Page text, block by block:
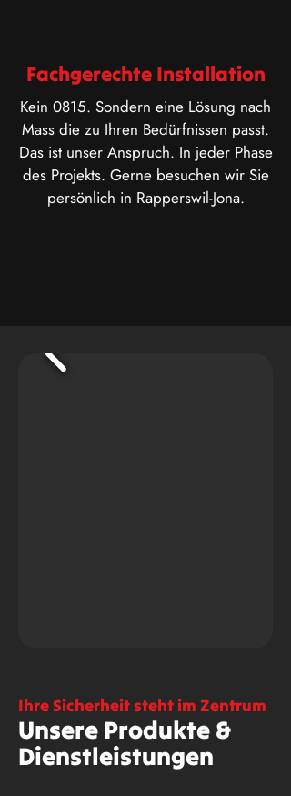
Fachgerechte Installation
Kein 0815. Sondern eine Lösung nach
Mass die zu Ihren Bedürfnissen passt.
Das ist unser Anspruch. In jeder Phase
des Projekts. Gerne besuchen wir Sie
persönlich in Rapperswil-Jona.
Ihre Sicherheit steht im Zentrum
Unsere Produkte &
Dienstleistungen